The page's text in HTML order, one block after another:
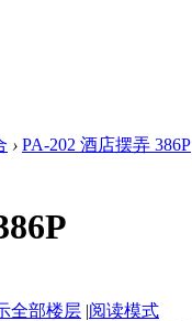
› PA-202 酒店摆弄 386P
全部楼层 |阅读模式